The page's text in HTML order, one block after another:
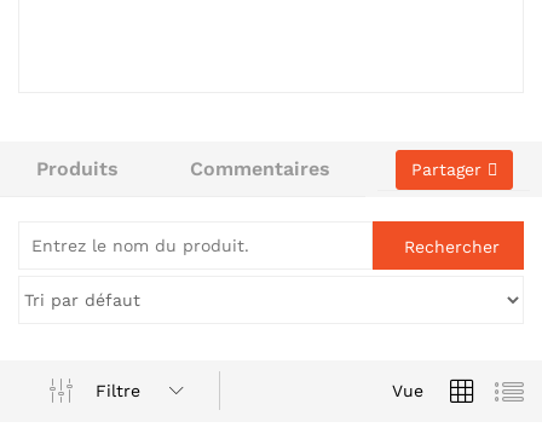
Produits Commentaires Partager
Vue
Filtre